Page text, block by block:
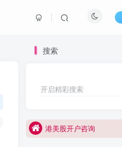
搜索
开启精彩搜索
港美股开户咨询
港美股开户咨询